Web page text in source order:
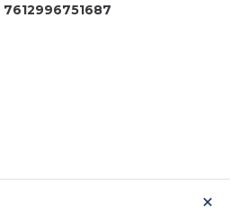
7612996751687